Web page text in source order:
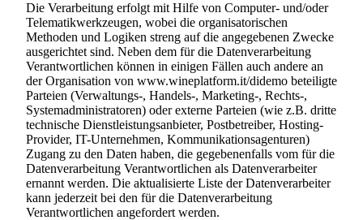
Die Verarbeitung erfolgt mit Hilfe von Computer- und/oder
Telematikwerkzeugen, wobei die organisatorischen
Methoden und Logiken streng auf die angegebenen Zwecke
ausgerichtet sind. Neben dem für die Datenverarbeitung
Verantwortlichen können in einigen Fällen auch andere an
der Organisation von www.wineplatform.it/didemo beteiligte
Parteien (Verwaltungs-, Handels-, Marketing-, Rechts-,
Systemadministratoren) oder externe Parteien (wie z.B. dritte
technische Dienstleistungsanbieter, Postbetreiber, Hosting-
Provider, IT-Unternehmen, Kommunikationsagenturen)
Zugang zu den Daten haben, die gegebenenfalls vom für die
Datenverarbeitung Verantwortlichen als Datenverarbeiter
ernannt werden. Die aktualisierte Liste der Datenverarbeiter
kann jederzeit bei den für die Datenverarbeitung
Verantwortlichen angefordert werden.